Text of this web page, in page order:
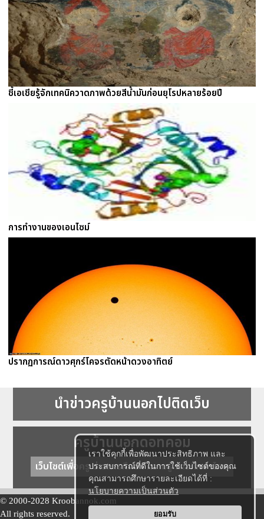
เราใช้คุกกี้เพื่อพัฒนาประสิทธิภาพ และ
ประสบการณ์ที่ดีในการใช้เว็บไซต์ของคุณ
คุณสามารถศึกษารายละเอียดได้ที่ :
นโยบายความเป็นส่วนตัว
ยอมรับ
ชี้เอเชียรู้จักเทคนิควาดภาพด้วยสีน้ำมันก่อนยุโรปหลายร้อยปี
การทำงานของเอนไซม์
ปรากฏการณ์ดาวศุกร์โคจรตัดหน้าดวงอาทิตย์
นำข่าวครูบ้านนอกไปติดเว็บ
ครูบ้านนอกดอทคอม
เว็บไซต์เพื่อครู ข่าวการศึกษา ความรู้ การศึกษาไทย
© 2000-2028 Kroobannok.com
All rights reserved.